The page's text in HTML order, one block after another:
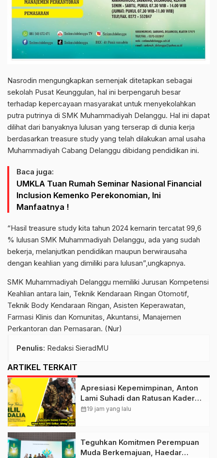
Nasrodin mengungkapkan semenjak ditetapkan sebagai
sekolah Pusat Keunggulan, hal ini berpengaruh besar
terhadap kepercayaan masyarakat untuk menyekolahkan
putra putrinya di SMK Muhammadiyah Delanggu. Hal ini dapat
dilihat dari banyaknya lulusan yang terserap di dunia kerja
berdasarkan treasure study yang telah dilakukan amal usaha
Muhammadiyah Cabang Delanggu dibidang pendidikan ini.
Baca juga:
UMKLA Tuan Rumah Seminar Nasional Financial
Inclusion Kemenko Perekonomian, Ini
Manfaatnya !
“Hasil treasure study kita tahun 2024 kemarin tercatat 99,6
% lulusan SMK Muhammadiyah Delanggu, ada yang sudah
bekerja, melanjutkan pendidikan maupun berwirausaha
dengan keahlian yang dimiliki para lulusan”,ungkapnya.
SMK Muhammadiyah Delanggu memiliki Jurusan Kompetensi
Keahlian antara lain, Teknik Kendaraan Ringan Otomotif,
Teknik Body Kendaraan Ringan, Asisten Keperawatan,
Farmasi Klinis dan Komunitas, Akuntansi, Manajemen
Perkantoran dan Pemasaran. (Nur)
Penulis: Redaksi SieradMU
ARTIKEL TERKAIT
Apresiasi Kepemimpinan, Anton
Lami Suhadi dan Ratusan Kader
Golkar Klaten Ikut Rayakan Ultah
calendar_month19 jam yang lalu
Teguhkan Komitmen Perempuan
Muda Berkemajuan, Haedar